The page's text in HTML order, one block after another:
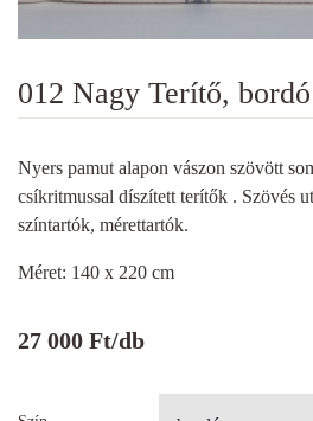
012 Nagy Terítő,
Nyers pamut alapon vászon szövött
csíkritmussal díszített terítők . Szövés
színtartók, mérettartók.
Méret: 140 x 220 cm
27 000 Ft/db